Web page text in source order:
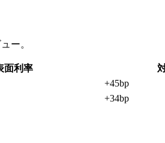
ー。
面利率
+45bp
+34bp